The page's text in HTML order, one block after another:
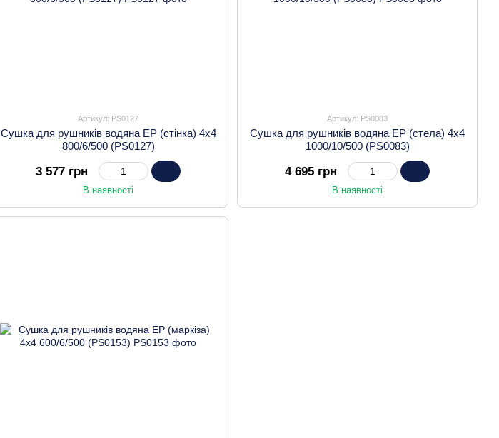
Артикул: PS0127
Сушка для рушників водяна EP (стінка) 4х4
800/6/500 (PS0127)
3 577 грн
В наявності
Артикул: PS0083
Сушка для рушників водяна EP (стела) 4х4
1000/10/500 (PS0083)
4 695 грн
В наявності